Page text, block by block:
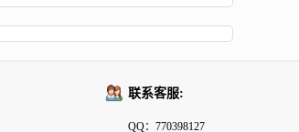
联系客服:
QQ：770398127